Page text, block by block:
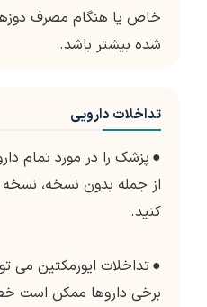
خاص یا هنگام مصرف
شده بیشتر باشد.
تداخلات دارویی
● پزشک را در مورد تمام
از جمله بدون نسخه،
کنید.
●تداخلات ایورمکتین می
برخی داروها ممکن است